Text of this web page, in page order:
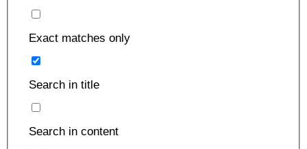
Exact matches only
Search in title
Search in content